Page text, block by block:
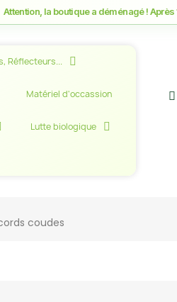
la boutique a déménagé ! Après 12
Réflecteurs...
Matériel d'occassion
Lutte biologique
coudes